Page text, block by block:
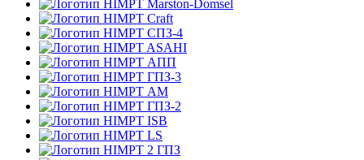
Marston-Domsel
Craft
СПЗ-4
ASAHI
АПП
ГПЗ-3
АМ
ГПЗ-2
ISB
LS
2 ГПЗ